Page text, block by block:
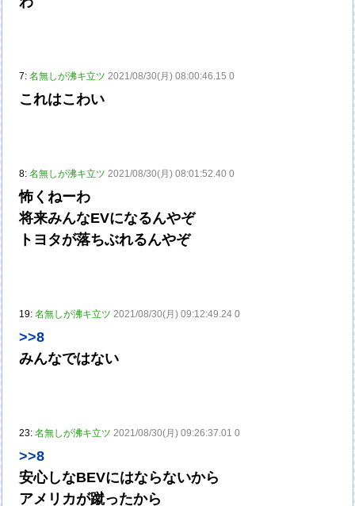
7:名無しが沸キ立ツ 2021/08/30(月) 08:00:46.15 0
これはこわい
8:名無しが沸キ立ツ 2021/08/30(月) 08:01:52.40 0
怖くねーわ
将来みんなEVになるんやぞ
トヨタが落ちぶれるんやぞ
19:名無しが沸キ立ツ 2021/08/30(月) 09:12:49.24 0
>>8
みんなではない
23:名無しが沸キ立ツ 2021/08/30(月) 09:26:37.01 0
>>8
安心しなBEVにはならないから
アメリカが蹴ったから